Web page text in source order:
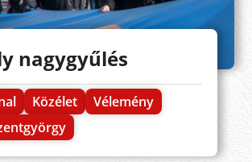
nagygyűlés
Közélet
Vélemény